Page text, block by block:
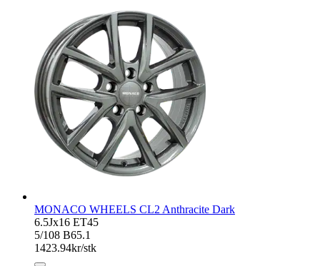
MONACO WHEELS CL2 Anthracite Dark
6.5Jx16 ET45
5/108 B65.1
1423.94kr/stk